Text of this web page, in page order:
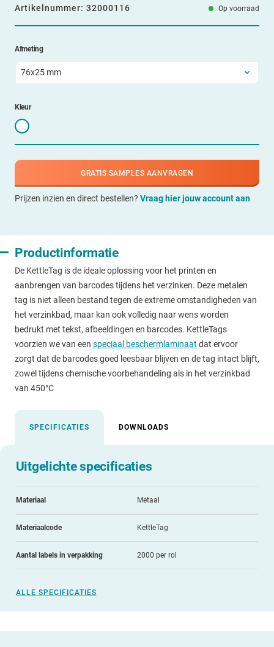
Artikelnummer: 32000116 Op voorraad
Afmeting
Kleur
GRATIS SAMPLES AANVRAGEN
Prijzen inzien en direct bestellen? Vraag hier jouw account aan
Productinformatie
De KettleTag is de ideale oplossing voor het printen en
aanbrengen van barcodes tijdens het verzinken. Deze metalen
tag is niet alleen bestand tegen de extreme omstandigheden van
het verzinkbad, maar kan ook volledig naar wens worden
bedrukt met tekst, afbeeldingen en barcodes. KettleTags
voorzien we van een speciaal beschermlaminaat dat ervoor
zorgt dat de barcodes goed leesbaar blijven en de tag intact blijft,
zowel tijdens chemische voorbehandeling als in het verzinkbad
van 450°C
SPECIFICATIES DOWNLOADS
Uitgelichte specificaties
Materiaal Metaal
Materiaalcode KettleTag
Aantal labels in verpakking 2000 per rol
ALLE SPECIFICATIES